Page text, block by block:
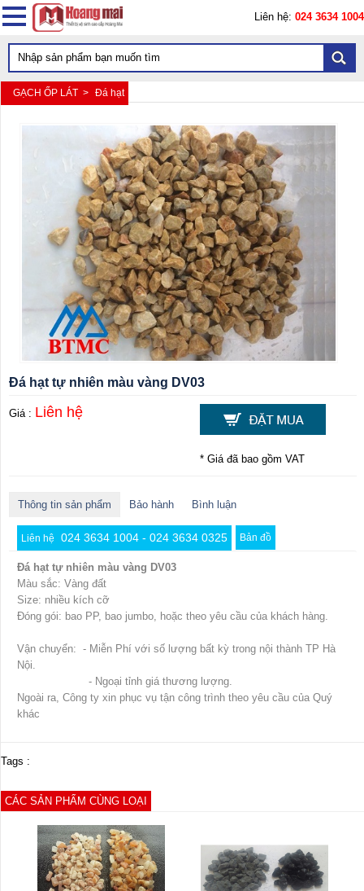
Liên hệ: 024 3634 1004
GẠCH ỐP LÁT > Đá hạt
Đá hạt tự nhiên màu vàng DV03
Giá : Liên hệ
* Giá đã bao gồm VAT
Thông tin sản phẩm Bảo hành Bình luận
Liên hệ 024 3634 1004 - 024 3634 0325 Bản đồ
Đá hạt tự nhiên màu vàng DV03
Màu sắc: Vàng đất
Size: nhiều kích cỡ
Đóng gói: bao PP, bao jumbo, hoặc theo yêu cầu của khách hàng.
Vận chuyển: - Miễn Phí với số lượng bất kỳ trong nội thành TP Hà
Nội.
- Ngoại tỉnh giá thương lượng.
Ngoài ra, Công ty xin phục vụ tận công trình theo yêu cầu của Quý
khác
Tags :
CÁC SẢN PHẨM CÙNG LOẠI